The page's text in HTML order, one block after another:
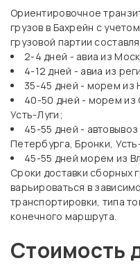
Ориентировочное
грузов в Бахрейн с
грузовой партии
2-4 дней - авиа из
4-12 дней - авиа из
35-45 дней - морем из
40-50 дней - морем из
Усть-Луги;
45-55 дней -
Петербурга, Бронки,
45-55 дней морем из
Сроки доставки сборных
варьироваться в
транспортировки, типа
конечного маршрута.
Стоимость